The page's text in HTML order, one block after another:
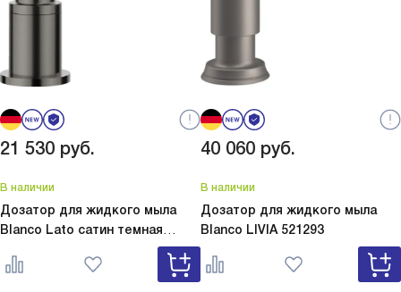
21 530 руб.
В наличии
Дозатор для жидкого мыла
Blanco Lato сатин темная
Lato сатин темная сталь
527743
40 060 руб.
В наличии
Дозатор для жидкого мыла
Blanco LIVIA 521293